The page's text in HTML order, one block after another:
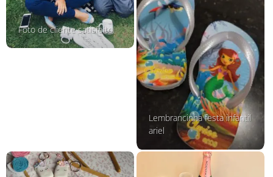
Foto de cliente satisfeito
Lembrancinha festa infantil
ariel